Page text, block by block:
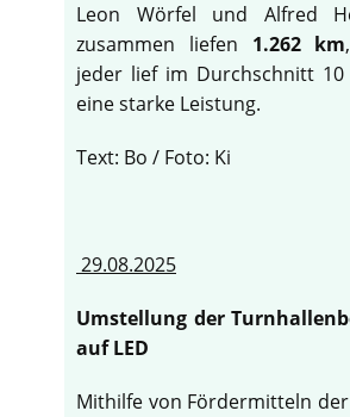
Leon Wörfel und Alfred
zusammen liefen 1.262 km
jeder lief im Durchschnitt
eine starke Leistung.
Text: Bo / Foto: Ki
29.08.2025
Umstellung der
auf LED
Mithilfe von Fördermitteln der